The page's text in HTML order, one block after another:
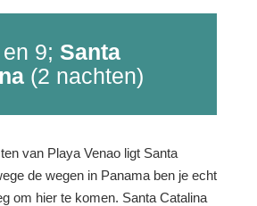
9; Santa
(2 nachten)
van Playa Venao ligt Santa
de wegen in Panama ben je echt
om hier te komen. Santa Catalina